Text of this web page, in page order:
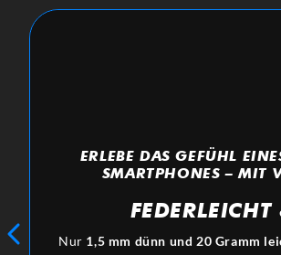
ERLEBE DAS GEFÜHL
SMARTPHONES – MIT
FEDERLEICHT
Nur 1,5 mm dünn und 20 Gramm